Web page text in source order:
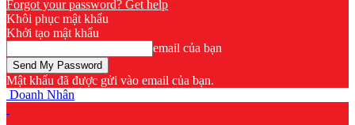
Forgot your password? Get help
Khôi phục mật khẩu
Khởi tạo mật khẩu
email của bạn
Mật khẩu đã được gửi vào email của bạn.
Doanh Nhân